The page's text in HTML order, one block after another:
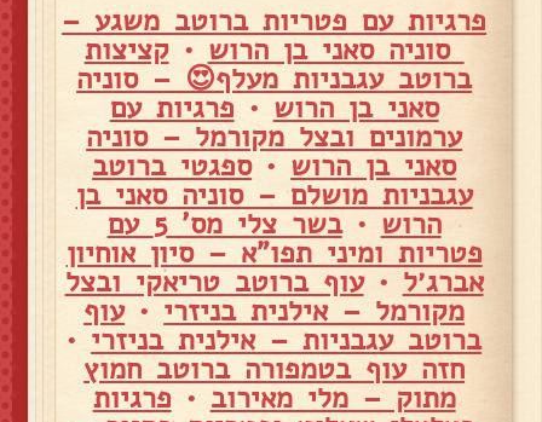
פרגיות עם פטריות ברוטב משגע –
סוניה סאני בן הרוש •קציצות
ברוטב עגבניות מעלף😍 – סוניה
סאני בן הרוש • פרגיות עם
ערמונים ובצל מקורמל – סוניה
סאני בן הרוש •ספגטי ברוטב
עגבניות מושלם – סוניה סאני בן
הרוש • בשר צלי מס' 5 עם
פטריות ומיני תפו"א – סיון אוחיון
אברג׳ל •עוף ברוטב טריאקי ובצל
מקורמל – אילנית בניזרי •עוף
ברוטב עגבניות – אילנית בניזרי •
חזה עוף בטמפורה ברוטב חמוץ
מתוק – מלי מאירוב • פרגיות